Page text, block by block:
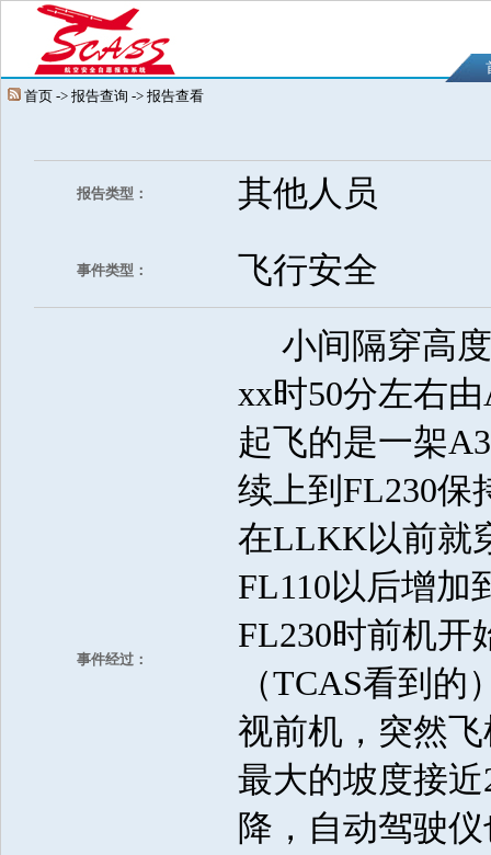
首页 -> 报告查询 -> 报告查看
报告类型： 其他人员
事件类型： 飞行安全
事件经过：
小间隔穿高度
xx时50分左右
起飞的是一架
续上到FL230保
在LLKK以前就
FL110以后增加
FL230时前机开
（TCAS看到
视前机，突然
最大的坡度接
降，自动驾驶